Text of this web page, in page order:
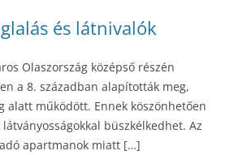
és látnivalók
Olaszország középső részén
a 8. században alapították meg,
alatt működött. Ennek köszönhetően
büszkélkedhet. Az
apartmanok miatt […]